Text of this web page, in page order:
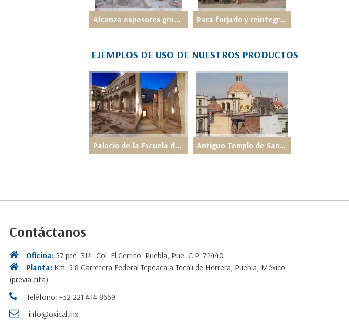
Alcanza espesores gruesos (se debe aplicar por capas de 1 cm.) Para forjado y reintegraciÃ³n estructural
EJEMPLOS DE USO DE NUESTROS PRODUCTOS
Palacio de la Escuela de Medicina de la UNAM Antiguo Templo de San AgustÃ­n Centro HistÃ³rico, CDMX.
Contáctanos
Oficina: 57 pte. 314. Col. El Cerrito. Puebla, Pue. C.P. 72440
Planta: Km. 5.8 Carretera Federal Tepeaca a Tecali de Herrera, Puebla, México
(previa cita)
Teléfono: +52 221 414 8669
info@oxical.mx